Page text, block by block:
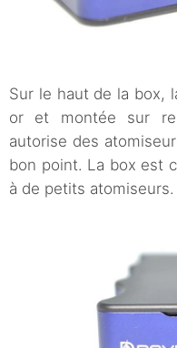
Sur le haut de la box,
or et montée sur
autorise des
bon point. La box est
à de petits atomiseurs.